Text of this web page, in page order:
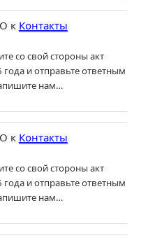
к Контакты
со свой стороны акт
года и отправьте ответным
нам…
к Контакты
со свой стороны акт
года и отправьте ответным
нам…